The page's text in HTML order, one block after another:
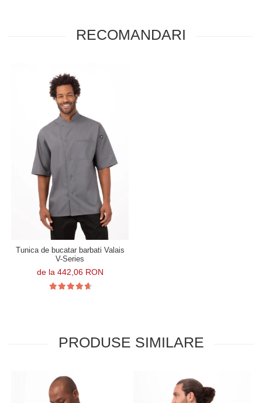
RECOMANDARI
Tunica de bucatar barbati Valais
V-Series
de la 442,06 RON
PRODUSE SIMILARE